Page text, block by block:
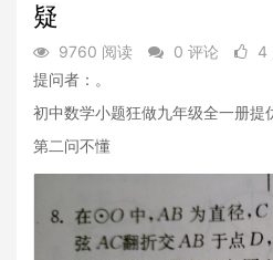
疑
9760 阅读 0 评论
4
提问者：。
初中数学小题狂做九年级全一册提
第二问不懂